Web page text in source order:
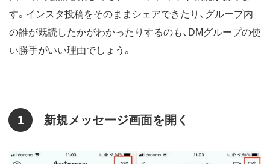
す。インスタ投稿をそのままシェアできたり、グループ内
の誰が既読したかがわかったりするのも、DMグループの使
い勝手がいい理由でしょう。
1 新規メッセージ画面を開く